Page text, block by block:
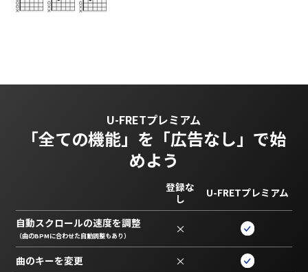
U-FRETプレミアム
「全ての機能」を 「広告なし」で始
めよう
登録な
し
U-FRETプレミアム
自動スクロールの速度を調整
（曲のBPMに合わせた自動調整もあり） ×
曲のキーを変更 ×